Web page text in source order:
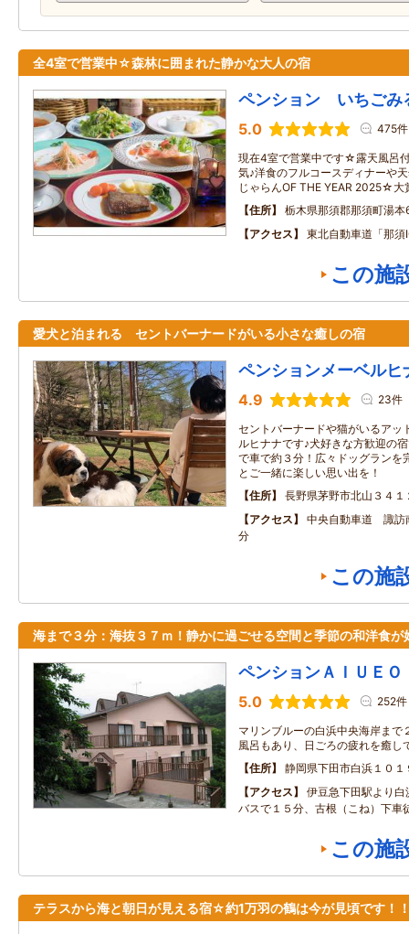
全4室で営業中☆森林に囲まれた静かな大人の宿
ペンション いちごみ
5.0 475件
現在4室で営業中です☆露天風呂
気♪洋食のフルコースディナーや
じゃらんOF THE YEAR 2025☆大
住所
栃木県那須郡那須町湯
アクセス
東北自動車道「那須
この施
愛犬と泊まれる セントバーナードがいる小さな癒しの宿
ペンションメーベルヒ
4.9 23件
セントバーナードや猫がいるアッ
ルヒナナです♪犬好きな方歓迎の
で車で約３分！広々ドッグランを
とご一緒に楽しい思い出を！
住所
長野県茅野市北山３４１
アクセス
中央自動車道 諏訪
分
この施
海まで３分：海抜３７ｍ！静かに過ごせる空間と季節の和洋食が
ペンションＡＩＵＥＯ
5.0 252件
マリンブルーの白浜中央海岸ま
風呂もあり、日ごろの疲れを癒し
住所
静岡県下田市白浜１０１
アクセス
伊豆急下田駅より
バスで１５分、古根（こね）下車
この施
テラスから海と朝日が見える宿☆約1万羽の鶴は今が見頃です！